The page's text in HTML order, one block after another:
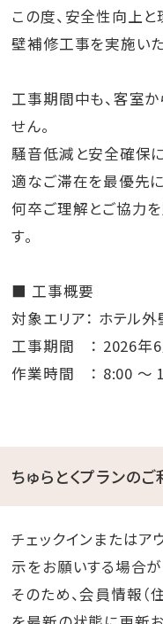
この度、安全性向上
壁補修工事を実施いた
工事期間中も、客室
せん。
騒音低減と安全確保
適なご滞在を最優先に
何卒ご理解とご協力
す。
■ 工事概要
対象エリア： ホテル
工事期間 ： 2026年
作業時間 ： 8:00 ～
ちゅらとくプランの
チェックインまたは
示をお願いする場合が
そのため、会員情報（